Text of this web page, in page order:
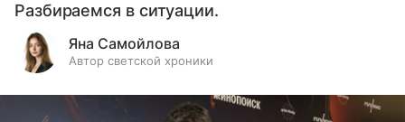
Разбираемся в ситуации.
Яна Самойлова
Автор светской хроники